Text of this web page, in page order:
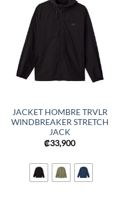
JACKET HOMBRE TRVLR
WINDBREAKER STRETCH
JACK
₡33,900